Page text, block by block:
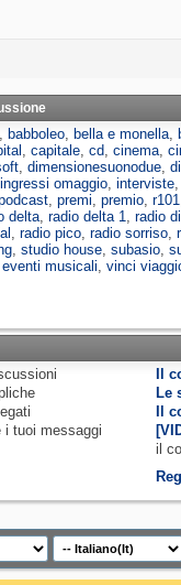
, babboleo, bella e monella,
, capitale, cd, cinema,
, dimensionesuonodue,
ingressi omaggio, interviste,
, premi, premio, r101
delta, radio delta 1, radio
, radio pico, radio sorriso,
, studio house, subasio,
musicali, vinci
i tuoi messaggi
Il
Le
Il
il